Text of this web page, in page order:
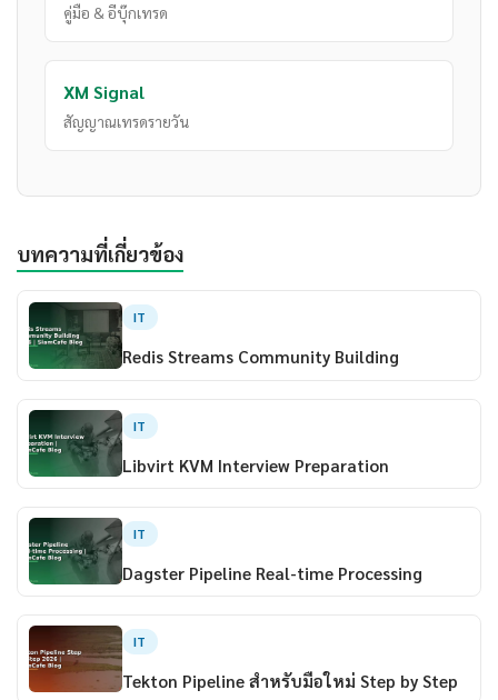
คู่มือ & อีบุ๊กเทรด
XM Signal
สัญญาณเทรดรายวัน
บทความที่เกี่ยวข้อง
IT
Redis Streams Community Building
IT
Libvirt KVM Interview Preparation
IT
Dagster Pipeline Real-time Processing
IT
Tekton Pipeline สำหรับมือใหม่ Step by Step